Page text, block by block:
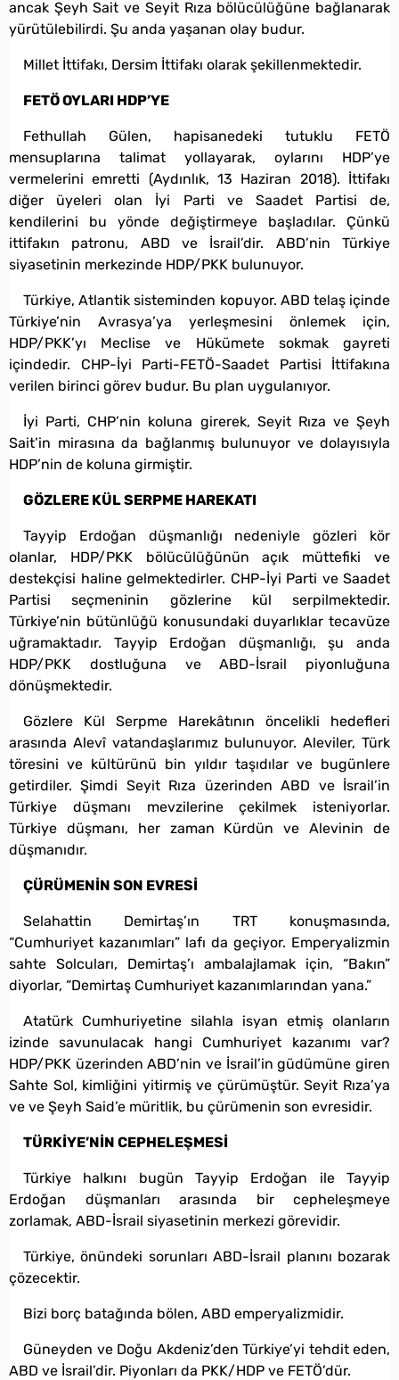
ancak Şeyh Sait ve Seyit Rıza bölücülüğüne bağlanarak
yürütülebilirdi. Şu anda yaşanan olay budur.
Millet İttifakı, Dersim İttifakı olarak şekillenmektedir.
FETÖ OYLARI HDP’YE
Fethullah Gülen, hapisanedeki tutuklu FETÖ
mensuplarına talimat yollayarak, oylarını HDP’ye
vermelerini emretti (Aydınlık, 13 Haziran 2018). İttifakı
diğer üyeleri olan İyi Parti ve Saadet Partisi de,
kendilerini bu yönde değiştirmeye başladılar. Çünkü
ittifakın patronu, ABD ve İsrail’dir. ABD’nin Türkiye
siyasetinin merkezinde HDP/PKK bulunuyor.
Türkiye, Atlantik sisteminden kopuyor. ABD telaş içinde
Türkiye’nin Avrasya’ya yerleşmesini önlemek için,
HDP/PKK’yı Meclise ve Hükümete sokmak gayreti
içindedir. CHP-İyi Parti-FETÖ-Saadet Partisi İttifakına
verilen birinci görev budur. Bu plan uygulanıyor.
İyi Parti, CHP’nin koluna girerek, Seyit Rıza ve Şeyh
Sait’in mirasına da bağlanmış bulunuyor ve dolayısıyla
HDP’nin de koluna girmiştir.
GÖZLERE KÜL SERPME HAREKATI
Tayyip Erdoğan düşmanlığı nedeniyle gözleri kör
olanlar, HDP/PKK bölücülüğünün açık müttefiki ve
destekçisi haline gelmektedirler. CHP-İyi Parti ve Saadet
Partisi seçmeninin gözlerine kül serpilmektedir.
Türkiye’nin bütünlüğü konusundaki duyarlıklar tecavüze
uğramaktadır. Tayyip Erdoğan düşmanlığı, şu anda
HDP/PKK dostluğuna ve ABD-İsrail piyonluğuna
dönüşmektedir.
Gözlere Kül Serpme Harekâtının öncelikli hedefleri
arasında Alevî vatandaşlarımız bulunuyor. Aleviler, Türk
töresini ve kültürünü bin yıldır taşıdılar ve bugünlere
getirdiler. Şimdi Seyit Rıza üzerinden ABD ve İsrail’in
Türkiye düşmanı mevzilerine çekilmek isteniyorlar.
Türkiye düşmanı, her zaman Kürdün ve Alevinin de
düşmanıdır.
ÇÜRÜMENİN SON EVRESİ
Selahattin Demirtaş’ın TRT konuşmasında,
“Cumhuriyet kazanımları” lafı da geçiyor. Emperyalizmin
sahte Solcuları, Demirtaş’ı ambalajlamak için, “Bakın”
diyorlar, “Demirtaş Cumhuriyet kazanımlarından yana.”
Atatürk Cumhuriyetine silahla isyan etmiş olanların
izinde savunulacak hangi Cumhuriyet kazanımı var?
HDP/PKK üzerinden ABD’nin ve İsrail’in güdümüne giren
Sahte Sol, kimliğini yitirmiş ve çürümüştür. Seyit Rıza’ya
ve ve Şeyh Said’e müritlik, bu çürümenin son evresidir.
TÜRKİYE’NİN CEPHELEŞMESİ
Türkiye halkını bugün Tayyip Erdoğan ile Tayyip
Erdoğan düşmanları arasında bir cepheleşmeye
zorlamak, ABD-İsrail siyasetinin merkezi görevidir.
Türkiye, önündeki sorunları ABD-İsrail planını bozarak
çözecektir.
Bizi borç batağında bölen, ABD emperyalizmidir.
Güneyden ve Doğu Akdeniz’den Türkiye’yi tehdit eden,
ABD ve İsrail’dir. Piyonları da PKK/HDP ve FETÖ’dür.